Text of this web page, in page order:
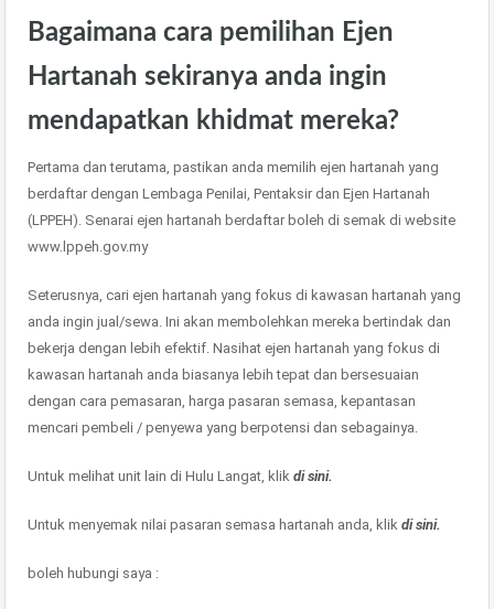
Bagaimana cara pemilihan Ejen
Hartanah sekiranya anda ingin
mendapatkan khidmat mereka?
Pertama dan terutama, pastikan anda memilih ejen hartanah yang
berdaftar dengan Lembaga Penilai, Pentaksir dan Ejen Hartanah
(LPPEH). Senarai ejen hartanah berdaftar boleh di semak di website
www.lppeh.gov.my
Seterusnya, cari ejen hartanah yang fokus di kawasan hartanah yang
anda ingin jual/sewa. Ini akan membolehkan mereka bertindak dan
bekerja dengan lebih efektif. Nasihat ejen hartanah yang fokus di
kawasan hartanah anda biasanya lebih tepat dan bersesuaian
dengan cara pemasaran, harga pasaran semasa, kepantasan
mencari pembeli / penyewa yang berpotensi dan sebagainya.
Untuk melihat unit lain di Hulu Langat, klik di sini.
Untuk menyemak nilai pasaran semasa hartanah anda, klik di sini.
boleh hubungi saya :